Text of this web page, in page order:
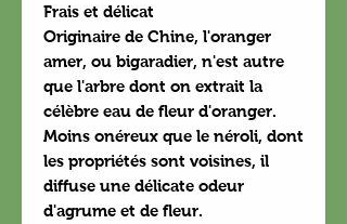
Frais et délicat
Originaire de Chine, l'oranger
amer, ou bigaradier, n'est autre
que l'arbre dont on extrait la
célèbre eau de fleur d'oranger.
Moins onéreux que le néroli, dont
les propriétés sont voisines, il
diffuse une délicate odeur
d'agrume et de fleur.